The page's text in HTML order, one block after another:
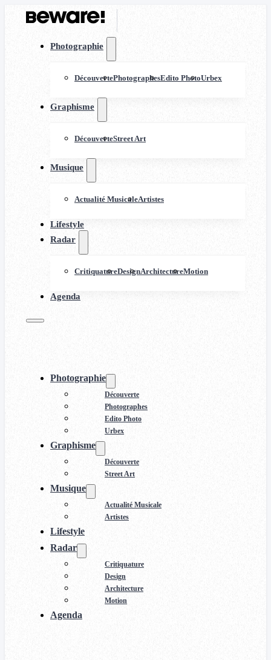
Photographie
DécouvertePhotographesEdito PhotoUrbex
Graphisme
DécouverteStreet Art
Musique
Actualité MusicaleArtistes
Lifestyle
Radar
CritiquatureDesignArchitectureMotion
Agenda
Photographie
Découverte
Photographes
Edito Photo
Urbex
Graphisme
Découverte
Street Art
Musique
Actualité Musicale
Artistes
Lifestyle
Radar
Critiquature
Design
Architecture
Motion
Agenda